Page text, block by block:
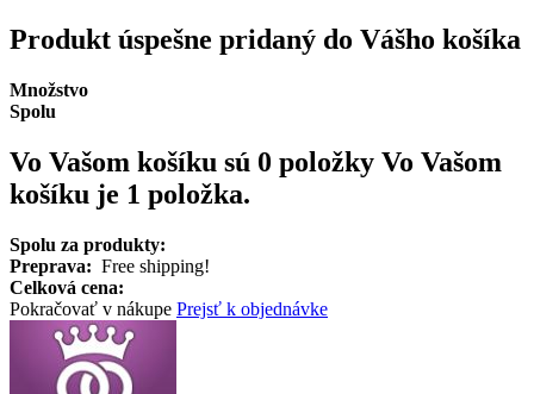
Produkt úspešne pridaný do Vášho košíka
Množstvo
Spolu
Vo Vašom košíku sú 0 položky Vo Vašom
košíku je 1 položka.
Spolu za produkty:
Preprava: Free shipping!
Celková cena:
Pokračovať v nákupe Prejsť k objednávke